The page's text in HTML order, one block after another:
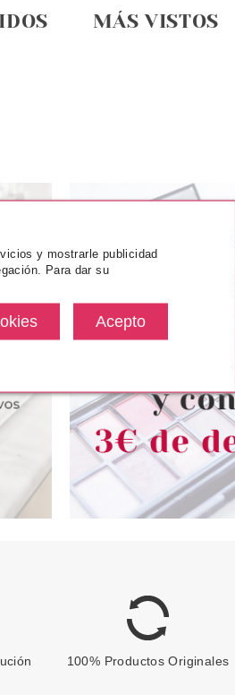
MÁS VISTOS
ESSENCE MADE TO SPARKLE
LÁPIZ ILUMINADOR DE OJOS 01
HIGHLIGHT IN YOUR EYER
100% Productos Originales
y mostrarle publicidad
Para dar su